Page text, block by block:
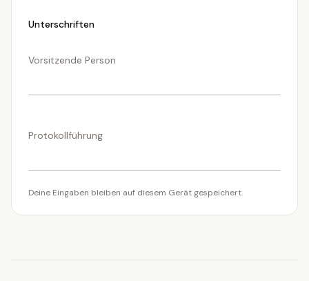
Unterschriften
Vorsitzende Person
Protokollführung
Deine Eingaben bleiben auf diesem Gerät gespeichert.